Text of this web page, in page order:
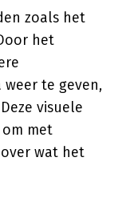
zoals het
het
te geven,
visuele
met
wat het